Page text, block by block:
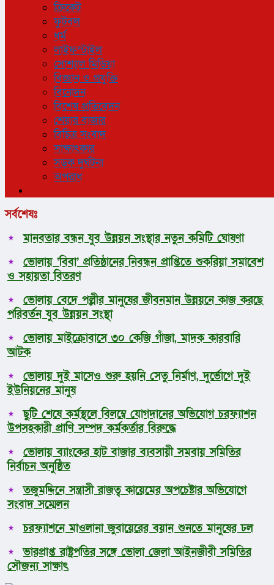
ক্রিকেট
ফুটবল
ধর্ম
লাইফস্টাইল
সোশ্যাল মিডিয়া
বিজ্ঞান ও প্রযুক্তি
বিনোদন
বিশেষ প্রতিবেদন
শেয়ার বাজার
বিচিত্র সংবাদ
সাক্ষাৎকার
সড়ক দুর্ঘটনা
অপরাধ
সর্বশেষঃ
মানবতার বন্ধন যুব উন্নয়ন সংস্থার নতুন কমিটি ঘোষণা
ভোলায় ‘বিবা’ প্রতিষ্ঠানের নিবন্ধন প্রাপ্তিতে শুকরিয়া সমাবেশ
ও সহায়তা বিতরণ
ভোলায় বেদে পল্লীর মানুষের জীবনমান উন্নয়নে কাজ করছে
পরিবর্তন যুব উন্নয়ন সংস্থা
ভোলায় মাইক্রোবাসে ৩০ কেজি গাঁজা, মাদক কারবারি
আটক
ভোলায় দুই মাসেও শুরু হয়নি সেতু নির্মাণ, দুর্ভোগে দুই
ইউনিয়নের মানুষ
ছুটি শেষে কর্মস্থলে বিলম্বে যোগদানের অভিযোগ চরফ্যাশন
উপসহকারী প্রাণি সম্পদ কর্মকর্তার বিরুদ্ধে
ভোলায় ব্যাংকের হাট বাজার ব্যবসায়ী সমবায় সমিতির
নির্বাচন অনুষ্ঠিত
তজুমদ্দিনে সন্ত্রাসী রাজত্ব কায়েমের অপচেষ্টার অভিযোগে
সংবাদ সম্মেলন
চরফ্যাশনে মাওলানা জুবায়েরের বয়ান শুনতে মানুষের ঢল
ভারপ্রাপ্ত রাষ্ট্রপতির সঙ্গে ভোলা জেলা আইনজীবী সমিতির
সৌজন্য সাক্ষাৎ